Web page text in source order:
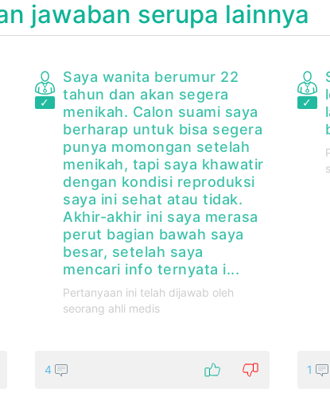
jawaban serupa lainnya
Saya wanita berumur 22
tahun dan akan segera
menikah. Calon suami saya
berharap untuk bisa segera
punya momongan setelah
menikah, tapi saya khawatir
dengan kondisi reproduksi
saya ini sehat atau tidak.
Akhir-akhir ini saya merasa
perut bagian bawah saya
besar, setelah saya
mencari info ternyata i...
Pertanyaan ini telah dijawab oleh
seorang ahli medis
4 1